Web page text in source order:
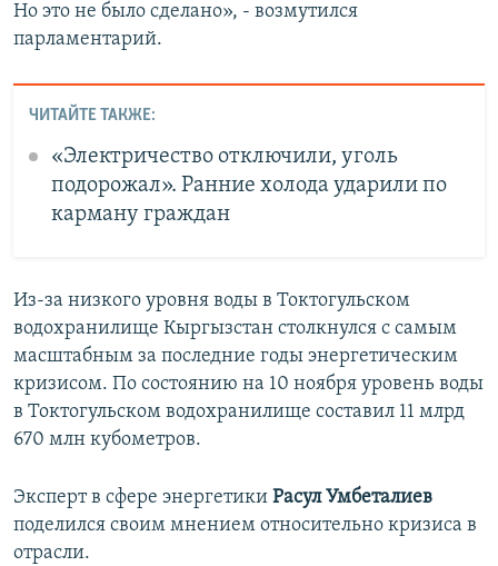
Но это не было сделано», - возмутился
парламентарий.
ЧИТАЙТЕ ТАКЖЕ:
«Электричество отключили, уголь
подорожал». Ранние холода ударили по
карману граждан
Из-за низкого уровня воды в Токтогульском
водохранилище Кыргызстан столкнулся с самым
масштабным за последние годы энергетическим
кризисом. По состоянию на 10 ноября уровень воды
в Токтогульском водохранилище составил 11 млрд
670 млн кубометров.
Эксперт в сфере энергетики Расул Умбеталиев
поделился своим мнением относительно кризиса в
отрасли.